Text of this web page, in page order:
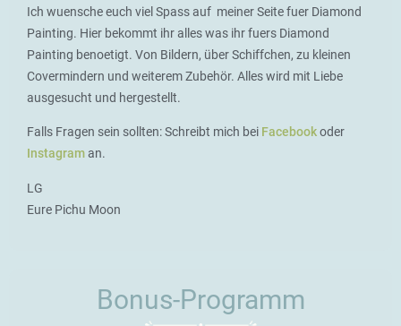
Ich wuensche euch viel Spass auf meiner Seite fuer Diamond
Painting. Hier bekommt ihr alles was ihr fuers Diamond
Painting benoetigt. Von Bildern, über Schiffchen, zu kleinen
Covermindern und weiterem Zubehör. Alles wird mit Liebe
ausgesucht und hergestellt.
Falls Fragen sein sollten: Schreibt mich bei Facebookoder
Instagraman.
LG
Eure Pichu Moon
Bonus-Programm